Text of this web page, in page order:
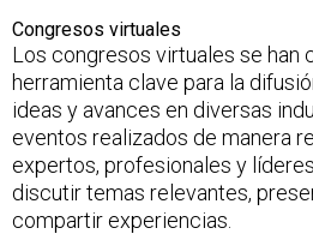
Congresos virtuales
Los congresos virtuales se han
herramienta clave para la
ideas y avances en diversas
eventos realizados de manera
expertos, profesionales y
discutir temas relevantes,
compartir experiencias.